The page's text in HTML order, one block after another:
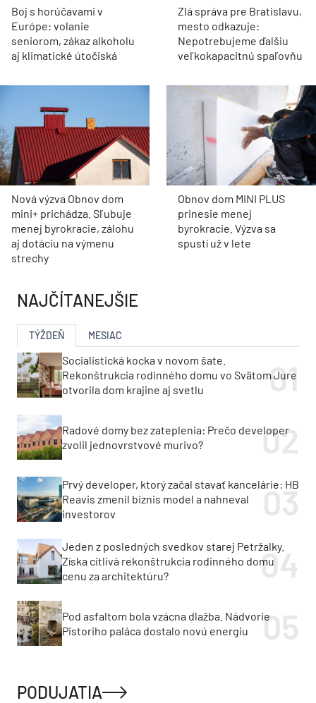
Boj s horúčavami v
Európe: volanie
seniorom, zákaz alkoholu
aj klimatické útočiská
Zlá správa pre Bratislavu,
mesto odkazuje:
Nepotrebujeme ďalšiu
veľkokapacitnú spaľovňu
Nová výzva Obnov dom
mini+ prichádza. Sľubuje
menej byrokracie, zálohu
aj dotáciu na výmenu
strechy
Obnov dom MINI PLUS
prinesie menej
byrokracie. Výzva sa
spustí už v lete
NAJČÍTANEJŠIE
TÝŽDEŇ MESIAC
Socialistická kocka v novom šate.
Rekonštrukcia rodinného domu vo Svätom Jure
otvorila dom krajine aj svetlu
Radové domy bez zateplenia: Prečo developer
zvolil jednovrstvové murivo?
Prvý developer, ktorý začal stavať kancelárie: HB
Reavis zmenil biznis model a nahneval
investorov
Jeden z posledných svedkov starej Petržalky.
Získa citlivá rekonštrukcia rodinného domu
cenu za architektúru?
Pod asfaltom bola vzácna dlažba. Nádvorie
Pistoriho paláca dostalo novú energiu
PODUJATIA